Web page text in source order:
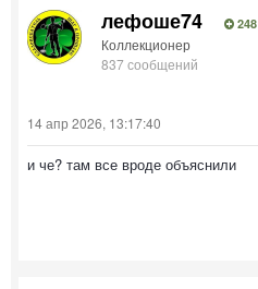
лефоше74 248
Коллекционер
837 сообщений
14 апр 2026, 13:17:40
и че? там все вроде объяснили